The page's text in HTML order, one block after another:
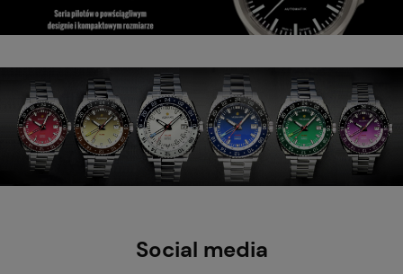
Social media